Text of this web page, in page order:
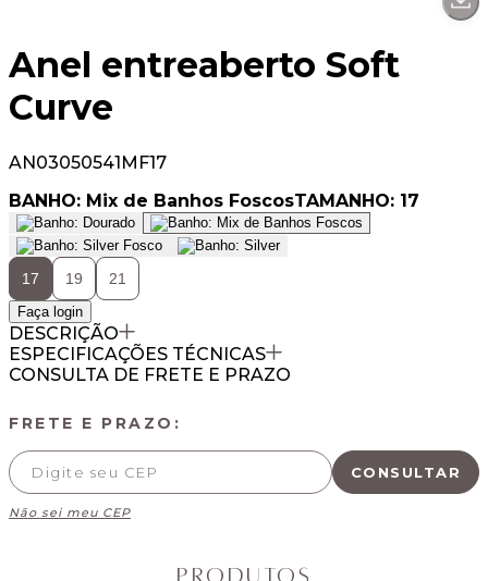
Anel entreaberto Soft
Curve
AN03050541MF17
BANHO: Mix de Banhos FoscosTAMANHO: 17
17 19 21
Faça login
DESCRIÇÃO
ESPECIFICAÇÕES TÉCNICAS
CONSULTA DE FRETE E PRAZO
FRETE E PRAZO:
CONSULTAR
Não sei meu CEP
Produtos